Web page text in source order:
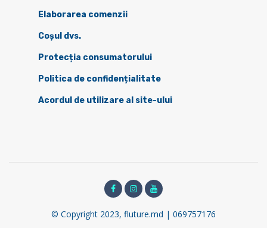
Elaborarea comenzii
Coșul dvs.
Protecția consumatorului
Politica de confidențialitate
Acordul de utilizare al site-ului
© Copyright 2023, fluture.md | 069757176